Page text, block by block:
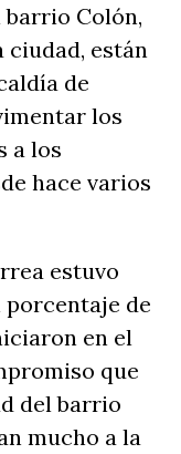
Colón,
ciudad, están
de
los
a los
hace varios
estuvo
de
en el
que
del barrio
mucho a la